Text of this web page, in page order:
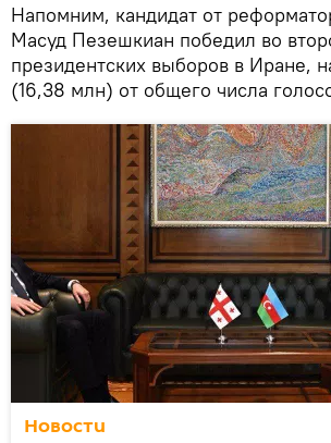
Напомним, кандидат от
Масуд Пезешкиан победил во
президентских выборов в Иране,
(16,38 млн) от общего числа
Новости